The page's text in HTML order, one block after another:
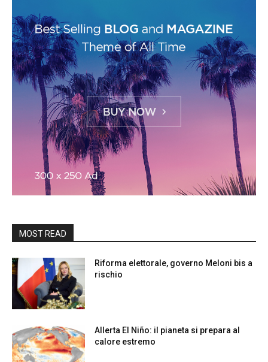
MOST READ
Riforma elettorale, governo Meloni bis a
rischio
Allerta El Niño: il pianeta si prepara al
calore estremo